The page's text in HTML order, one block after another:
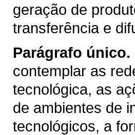
geração de
transferência e
Parágrafo único.
contemplar as
tecnológica, as
de ambientes de
tecnológicos, a